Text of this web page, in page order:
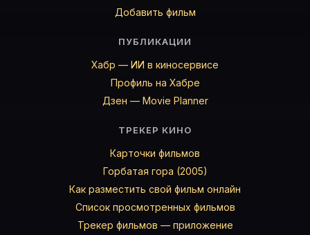
Добавить фильм
ПУБЛИКАЦИИ
Хабр — ИИ в киносервисе
Профиль на Хабре
Дзен — Movie Planner
ТРЕКЕР КИНО
Карточки фильмов
Горбатая гора (2005)
Как разместить свой фильм онлайн
Список просмотренных фильмов
Трекер фильмов — приложение